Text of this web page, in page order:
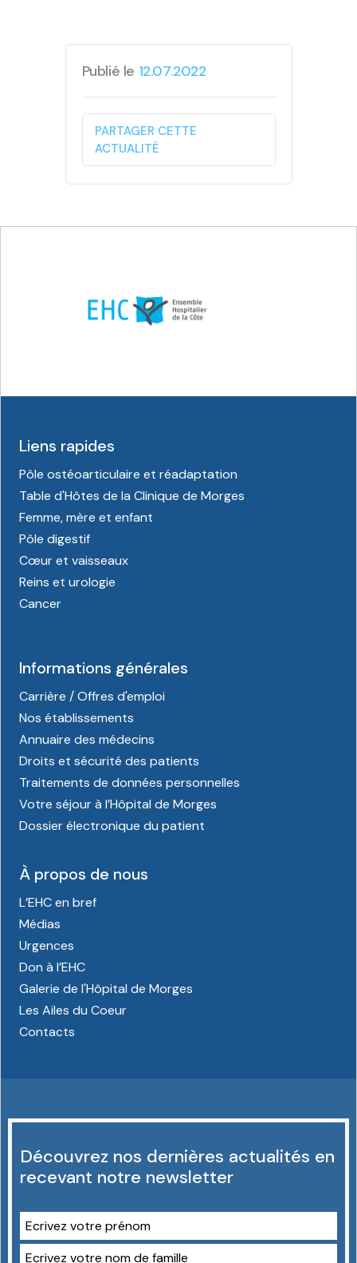
Publié le 12.07.2022
PARTAGER CETTE
ACTUALITÉ
Liens rapides
Pôle ostéoarticulaire et réadaptation
Table d'Hôtes de la Clinique de Morges
Femme, mère et enfant
Pôle digestif
Cœur et vaisseaux
Reins et urologie
Cancer
Informations générales
Carrière / Offres d'emploi
Nos établissements
Annuaire des médecins
Droits et sécurité des patients
Traitements de données personnelles
Votre séjour à l’Hôpital de Morges
Dossier électronique du patient
À propos de nous
L’EHC en bref
Médias
Urgences
Don à l’EHC
Galerie de l'Hôpital de Morges
Les Ailes du Coeur
Contacts
Découvrez nos dernières actualités en
recevant notre newsletter